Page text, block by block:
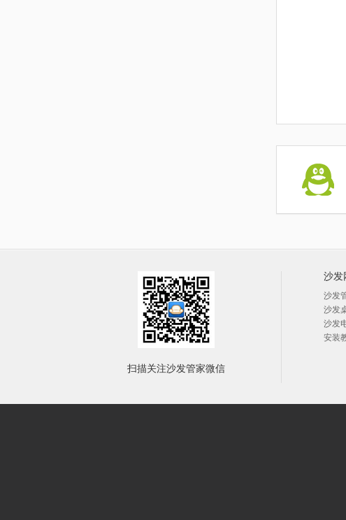
扫描关注沙发管家微信
沙发
沙发
沙发
沙发
安装